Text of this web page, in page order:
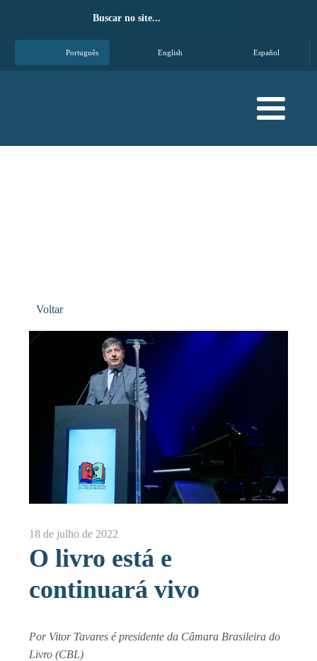
Português English Español
Voltar
18 de julho de 2022
O livro está e
continuará vivo
Por Vitor Tavares é presidente da Câmara Brasileira do
Livro (CBL)